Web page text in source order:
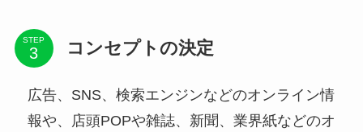
STEP コンセプトの決定
広告、SNS、検索エンジンなどのオンライン情
報や、店頭POPや雑誌、新聞、業界紙などのオ